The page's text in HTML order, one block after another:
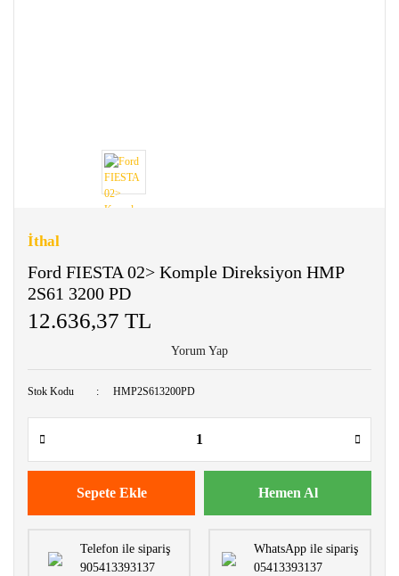
İthal
Ford FIESTA 02> Komple Direksiyon HMP
2S61 3200 PD
12.636,37 TL
Yorum Yap
Stok Kodu HMP2S613200PD
Sepete Ekle Hemen Al
Telefon ile sipariş
905413393137
WhatsApp ile sipariş
05413393137